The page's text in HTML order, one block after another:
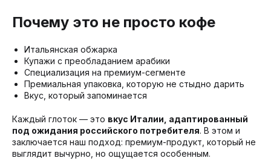
Почему это не просто кофе
Итальянская обжарка
Купажи с преобладанием арабики
Специализация на премиум-сегменте
Премиальная упаковка, которую не стыдно дарить
Вкус, который запоминается
Каждый глоток — это вкус Италии, адаптированный
под ожидания российского потребителя. В этом и
заключается наш подход: премиум-продукт, который не
выглядит вычурно, но ощущается особенным.